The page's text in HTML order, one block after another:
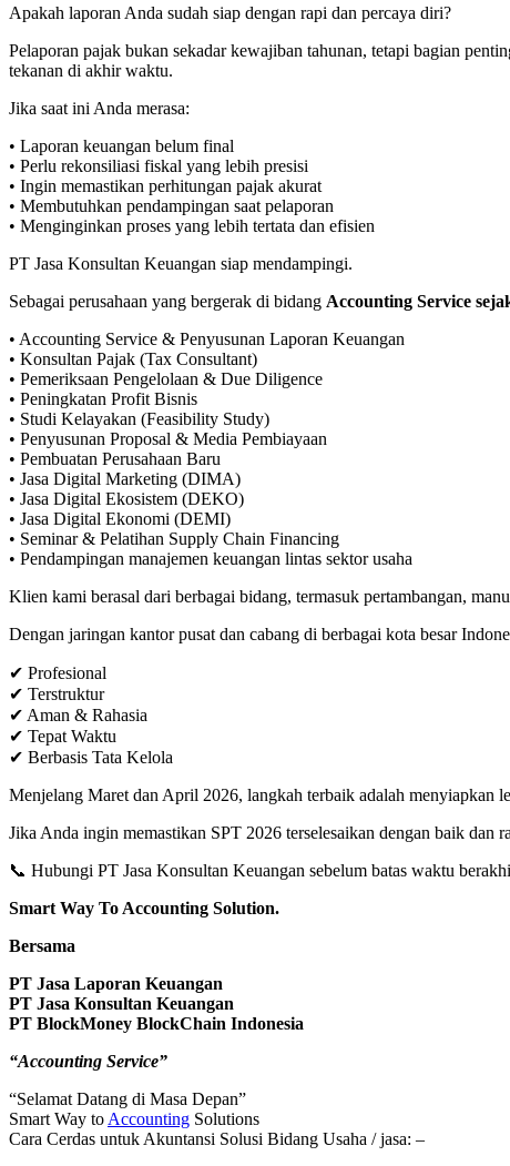
Apakah laporan Anda sudah siap dengan rapi dan percaya diri?
Pelaporan pajak bukan sekadar kewajiban tahunan, tetapi bagian
tekanan di akhir waktu.
Jika saat ini Anda merasa:
• Laporan keuangan belum final
• Perlu rekonsiliasi fiskal yang lebih presisi
• Ingin memastikan perhitungan pajak akurat
• Membutuhkan pendampingan saat pelaporan
• Menginginkan proses yang lebih tertata dan efisien
PT Jasa Konsultan Keuangan siap mendampingi.
Sebagai perusahaan yang bergerak di bidang Accounting Service
• Accounting Service & Penyusunan Laporan Keuangan
• Konsultan Pajak (Tax Consultant)
• Pemeriksaan Pengelolaan & Due Diligence
• Peningkatan Profit Bisnis
• Studi Kelayakan (Feasibility Study)
• Penyusunan Proposal & Media Pembiayaan
• Pembuatan Perusahaan Baru
• Jasa Digital Marketing (DIMA)
• Jasa Digital Ekosistem (DEKO)
• Jasa Digital Ekonomi (DEMI)
• Seminar & Pelatihan Supply Chain Financing
• Pendampingan manajemen keuangan lintas sektor usaha
Klien kami berasal dari berbagai bidang, termasuk pertambangan,
Dengan jaringan kantor pusat dan cabang di berbagai kota besar
✔ Profesional
✔ Terstruktur
✔ Aman & Rahasia
✔ Tepat Waktu
✔ Berbasis Tata Kelola
Menjelang Maret dan April 2026, langkah terbaik adalah menyiapkan
Jika Anda ingin memastikan SPT 2026 terselesaikan dengan baik dan
📞 Hubungi PT Jasa Konsultan Keuangan sebelum batas waktu
Smart Way To Accounting Solution.
Bersama
PT Jasa Laporan Keuangan
PT Jasa Konsultan Keuangan
PT BlockMoney BlockChain Indonesia
“Accounting Service”
“Selamat Datang di Masa Depan”
Smart Way to Accounting Solutions
Cara Cerdas untuk Akuntansi Solusi Bidang Usaha / jasa: –